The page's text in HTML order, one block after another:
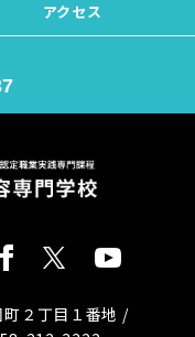
アクセス
２丁目１番地 /